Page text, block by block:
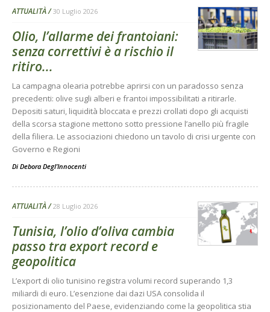
ATTUALITÀ 30 Luglio 2026
Olio, l’allarme dei frantoiani:
senza correttivi è a rischio il
ritiro...
La campagna olearia potrebbe aprirsi con un paradosso senza
precedenti: olive sugli alberi e frantoi impossibilitati a ritirarle.
Depositi saturi, liquidità bloccata e prezzi crollati dopo gli acquisti
della scorsa stagione mettono sotto pressione l’anello più fragile
della filiera. Le associazioni chiedono un tavolo di crisi urgente con
Governo e Regioni
Di Debora Degl’Innocenti
ATTUALITÀ 28 Luglio 2026
Tunisia, l’olio d’oliva cambia
passo tra export record e
geopolitica
L’export di olio tunisino registra volumi record superando 1,3
miliardi di euro. L’esenzione dai dazi USA consolida il
posizionamento del Paese, evidenziando come la geopolitica stia